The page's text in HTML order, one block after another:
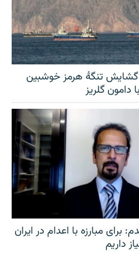
گشایش تنگهٔ هرمز خوشبین
دامون گلریز
برای مبارزه با اعدام در ایران
داریم